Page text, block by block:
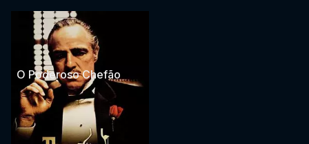
O Poderoso Chefão